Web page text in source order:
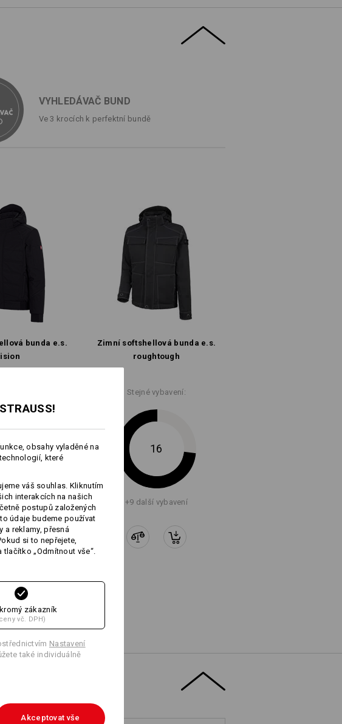
PŘED VĚTREM
hodně záleží na bezpečnosti práce – a ta může mít různou
ISOFILL
stylem a módním prošívaným vzhledem vezme srdce
a náprsní kapsa se zipem
Polyester
na 30 °C
Ochrannou vrstvu
návrh
VYHLEDÁVAČ BUND
Ve 3 krocích k perfektní bundě
bunda e.s.​
Zimní softshell­ová bunda e.s.​
roughtough
17
vybavení
Stejné vybavení:
16
+9 další vybavení
obsahy vyladěné na
které
váš souhlas. Kliknutím
interakcích na našich
postupů založených
údaje budeme používat
a reklamy, přesná
si to nepřejete,
„Odmítnout vše“.
zákazník
vč. DPH)
Nastavení
také individuálně
Akceptovat vše